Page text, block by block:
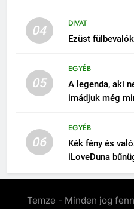
04
DIVAT
Ezüst
05
EGYÉB
A legenda, aki
imádjuk még
06
EGYÉB
Kék fény és
iLoveDuna
Temze - Minden jog